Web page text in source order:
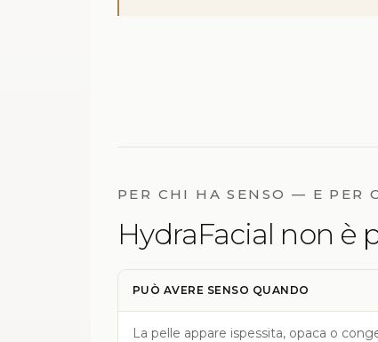
PER CHI HA SENSO — E PER
HydraFacial non è
PUÒ AVERE SENSO QUANDO
La pelle appare ispessita, opaca o